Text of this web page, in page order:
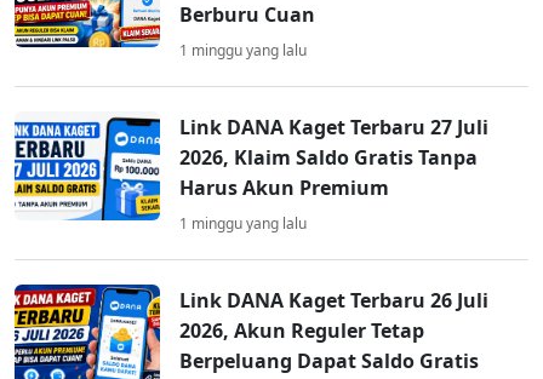
Berburu Cuan
1 minggu yang lalu
Link DANA Kaget Terbaru 27 Juli
2026, Klaim Saldo Gratis Tanpa
Harus Akun Premium
1 minggu yang lalu
Link DANA Kaget Terbaru 26 Juli
2026, Akun Reguler Tetap
Berpeluang Dapat Saldo Gratis